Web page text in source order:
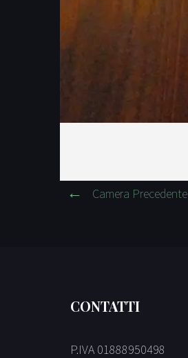
Camera Precedente
CONTATTI
P.IVA 01888950498